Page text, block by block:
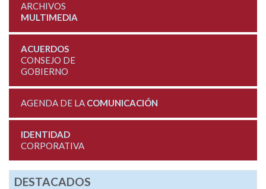
ARCHIVOS
MULTIMEDIA
ACUERDOS
CONSEJO DE
GOBIERNO
AGENDA DE LA COMUNICACIÓN
IDENTIDAD
CORPORATIVA
DESTACADOS